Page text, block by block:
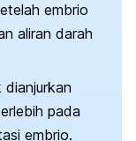
embrio
aliran darah
dianjurkan
pada
embrio.